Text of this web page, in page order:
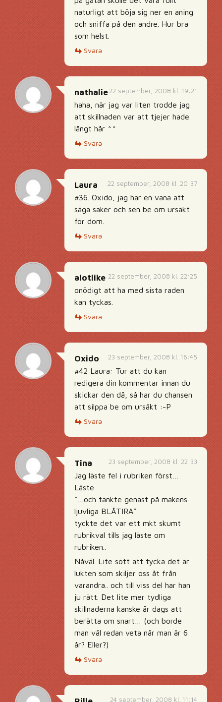
naturligt att böja sig ner en aning
och sniffa på den andre. Hur bra
som helst.
Svara
22 september, 2008 kl. 19:21
nathalie
haha, när jag var liten trodde jag
att skillnaden var att tjejer hade
långt hår ^^
Svara
22 september, 2008 kl. 20:37
Laura
#36. Oxido, jag har en vana att
säga saker och sen be om ursäkt
för dom.
Svara
22 september, 2008 kl. 22:25
alotlike
onödigt att ha med sista raden
kan tyckas.
Svara
23 september, 2008 kl. 16:45
Oxido
#42 Laura: Tur att du kan
redigera din kommentar innan du
skickar den då, så har du chansen
att silppa be om ursäkt :-P
Svara
23 september, 2008 kl. 22:33
Tina
Jag läste fel i rubriken först…
Läste
”…och tänkte genast på makens
ljuvliga BLÅTIRA”
tyckte det var ett mkt skumt
rubrikval tills jag läste om
rubriken..
Nåväl. Lite sött att tycka det är
lukten som skiljer oss åt från
varandra.. och till viss del har han
ju rätt. Det lite mer tydliga
skillnaderna kanske är dags att
berätta om snart… (och borde
man väl redan veta när man är 6
år? Eller?)
Svara
24 september, 2008 kl. 11:14